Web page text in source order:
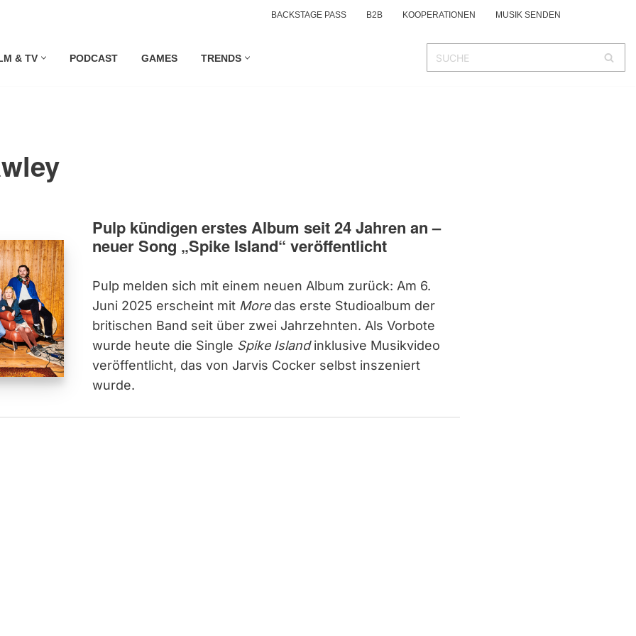
BACKSTAGE PASS B2B KOOPERATIONEN MUSIK SENDEN
& TV PODCAST GAMES TRENDS
Pulp kündigen erstes Album seit 24 Jahren an –
neuer Song „Spike Island“ veröffentlicht
Pulp melden sich mit einem neuen Album zurück: Am 6.
Juni 2025 erscheint mit Moredas erste Studioalbum der
britischen Band seit über zwei Jahrzehnten. Als Vorbote
wurde heute die Single Spike Islandinklusive Musikvideo
veröffentlicht, das von Jarvis Cocker selbst inszeniert
wurde.